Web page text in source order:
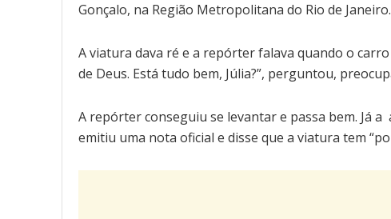
Gonçalo, na Região Metropolitana do Rio de Janeiro.
A viatura dava ré e a repórter falava quando o
de Deus. Está tudo bem, Júlia?”, perguntou,
A repórter conseguiu se levantar e passa bem. Já
emitiu uma nota oficial e disse que a viatura tem